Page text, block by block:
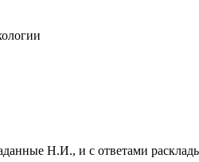
Н.И., и с ответами